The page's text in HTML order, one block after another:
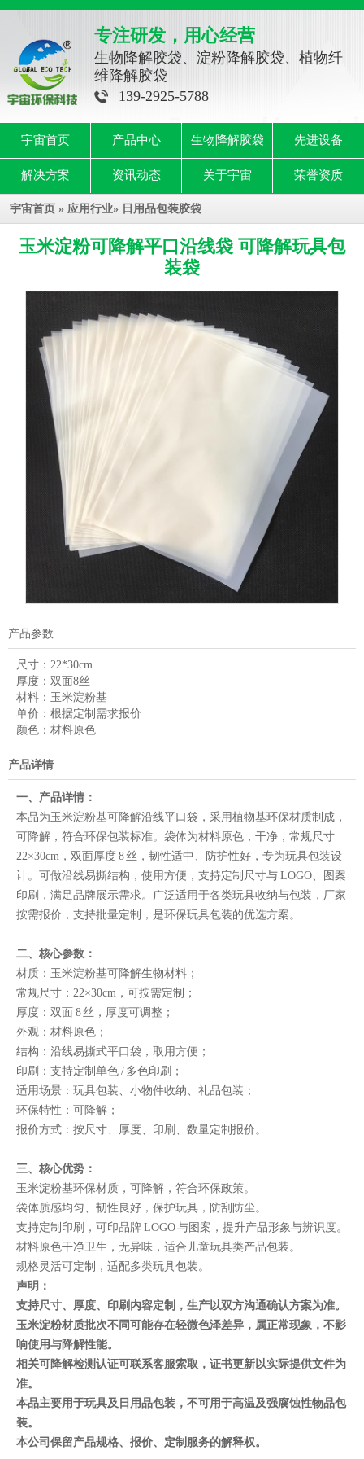
专注研发，用心经营
生物降解胶袋、淀粉降解胶袋、植物纤
维降解胶袋
139-2925-5788
宇宙首页 产品中心 生物降解胶袋 先进设备
解决方案 资讯动态 关于宇宙 荣誉资质
宇宙首页 » 应用行业» 日用品包装胶袋
玉米淀粉可降解平口沿线袋 可降解玩具包
装袋
产品参数
尺寸： 22*30cm
厚度： 双面8丝
材料： 玉米淀粉基
单价： 根据定制需求报价
颜色： 材料原色
产品详情
一、产品详情：
本品为玉米淀粉基可降解沿线平口袋，采用植物基环保材质制成，
可降解，符合环保包装标准。袋体为材料原色，干净，常规尺寸
22×30cm，双面厚度 8 丝，韧性适中、防护性好，专为玩具包装设
计。可做沿线易撕结构，使用方便，支持定制尺寸与 LOGO、图案
印刷，满足品牌展示需求。广泛适用于各类玩具收纳与包装，厂家
按需报价，支持批量定制，是环保玩具包装的优选方案。
二、核心参数：
材质：玉米淀粉基可降解生物材料；
常规尺寸：22×30cm，可按需定制；
厚度：双面 8 丝，厚度可调整；
外观：材料原色；
结构：沿线易撕式平口袋，取用方便；
印刷：支持定制单色 / 多色印刷；
适用场景：玩具包装、小物件收纳、礼品包装；
环保特性：可降解；
报价方式：按尺寸、厚度、印刷、数量定制报价。
三、核心优势：
玉米淀粉基环保材质，可降解，符合环保政策。
袋体质感均匀、韧性良好，保护玩具，防刮防尘。
支持定制印刷，可印品牌 LOGO 与图案，提升产品形象与辨识度。
材料原色干净卫生，无异味，适合儿童玩具类产品包装。
规格灵活可定制，适配多类玩具包装。
声明：
支持尺寸、厚度、印刷内容定制，生产以双方沟通确认方案为准。
玉米淀粉材质批次不同可能存在轻微色泽差异，属正常现象，不影
响使用与降解性能。
相关可降解检测认证可联系客服索取，证书更新以实际提供文件为
准。
本品主要用于玩具及日用品包装，不可用于高温及强腐蚀性物品包
装。
本公司保留产品规格、报价、定制服务的解释权。